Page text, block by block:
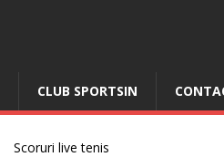
CLUB SPORTSIN
Scoruri live tenis